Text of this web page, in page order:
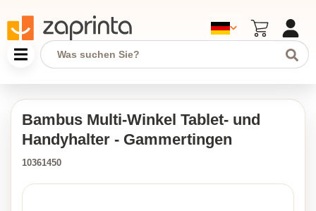
Bambus Multi-Winkel Tablet- und
Handyhalter - Gammertingen
10361450